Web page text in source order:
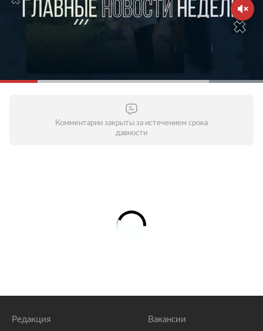
Комментарии закрыты за истечением срока
давности
Редакция Вакансии